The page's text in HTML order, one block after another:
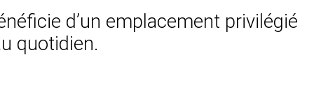
d’un emplacement privilégié
quotidien.